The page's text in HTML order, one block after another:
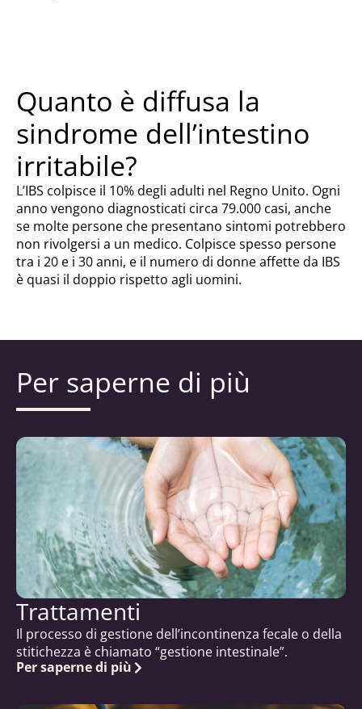
Quanto è diffusa la
sindrome dell’intestino
irritabile?
L’IBS colpisce il 10% degli adulti nel Regno Unito. Ogni
anno vengono diagnosticati circa 79.000 casi, anche
se molte persone che presentano sintomi potrebbero
non rivolgersi a un medico. Colpisce spesso persone
tra i 20 e i 30 anni, e il numero di donne affette da IBS
è quasi il doppio rispetto agli uomini.
Per saperne di più
Trattamenti
Il processo di gestione dell’incontinenza fecale o della
stitichezza è chiamato “gestione intestinale”.
Per saperne di più